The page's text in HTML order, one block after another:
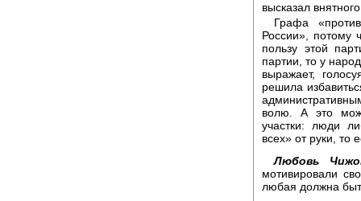
высказал
Графа
России», потому
пользу этой
партии, то у
выражает,
решила
волю. А это
участки: люди
всех» от руки, то
Любовь
мотивировали
любая должна